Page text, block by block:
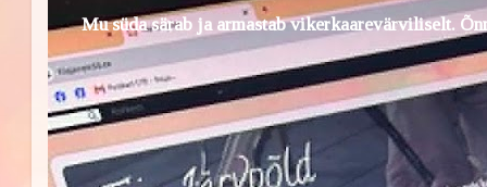
Mu süda särab ja armastab vikerkaarevärviliselt.